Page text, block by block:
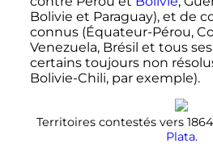
Bolivie et Paraguay), et de
connus (Équateur-Pérou,
Venezuela, Brésil et tous
certains toujours non
Bolivie-Chili, par exemple).
Territoires contestés vers
Plata.